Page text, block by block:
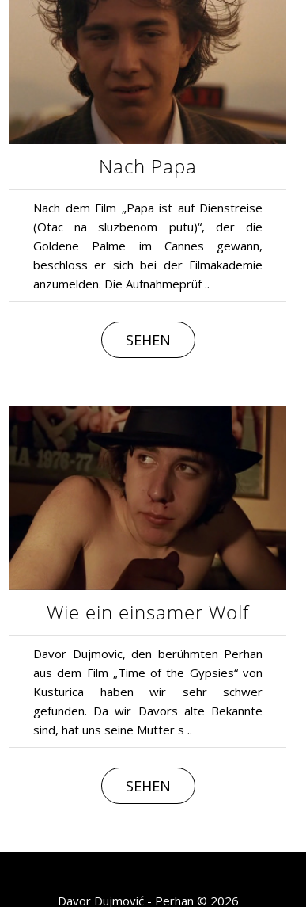
Nach Papa
Nach dem Film „Papa ist auf Dienstreise
(Otac na sluzbenom putu)“, der die
Goldene Palme im Cannes gewann,
beschloss er sich bei der Filmakademie
anzumelden. Die Aufnahmeprüf ..
SEHEN
Wie ein einsamer Wolf
Davor Dujmovic, den berühmten Perhan
aus dem Film „Time of the Gypsies“ von
Kusturica haben wir sehr schwer
gefunden. Da wir Davors alte Bekannte
sind, hat uns seine Mutter s ..
SEHEN
Davor Dujmović - Perhan © 2026